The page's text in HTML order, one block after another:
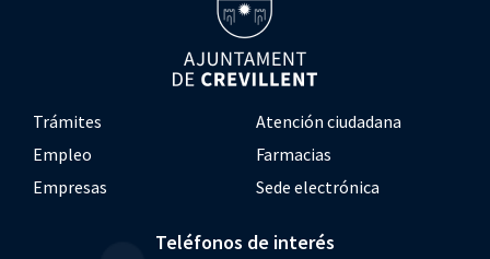
Trámites
Atención ciudadana
Empleo
Farmacias
Empresas
Sede electrónica
Teléfonos de interés